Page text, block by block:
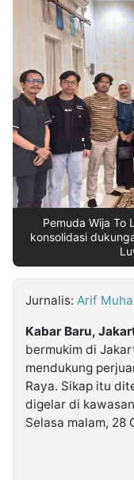
Partner
Insight
NTB
Suara
Time
Lens
IDN
Daily
Jogja
Jalan
Rakyat
Idealita
News
Kita
Notice
Dinamikapost.com
Radar
Baru
Seedbacklink
Follow
Kabarbaru
Kabarbaru.co
Pemuda Wija To
konsolidasi
Jurnalis: Arif
Kabar Baru,
bermukim di
mendukung
Raya. Sikap itu
digelar di
Selasa malam, 28